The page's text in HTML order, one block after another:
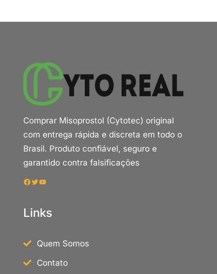
Comprar Misoprostol (Cytotec) original
com entrega rápida e discreta em todo o
Brasil. Produto confiável, seguro e
garantido contra falsificações
Facebook Twitter Youtube
Links
Quem Somos
Contato